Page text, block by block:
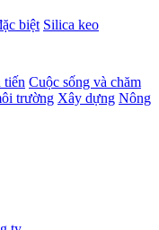
biệt Silica keo
tiến Cuộc sống và chăm
trường Xây dựng Nông